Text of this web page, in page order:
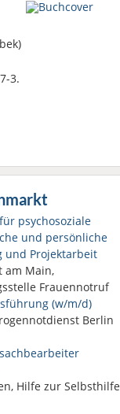
3.
psychosoziale
und persönliche
und Projektarbeit
am Main,
Frauennotruf
(w/m/d)
Berlin
Hilfe zur Selbsthilfe